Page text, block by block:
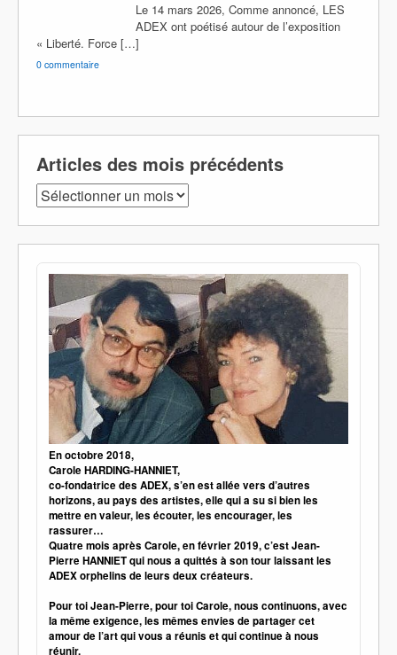
Le 14 mars 2026, Comme annoncé, LES
ADEX ont poétisé autour de l’exposition
« Liberté. Force […]
0 commentaire
Articles des mois précédents
En octobre 2018,
Carole HARDING-HANNIET,
co-fondatrice des ADEX, s’en est allée vers d’autres
horizons, au pays des artistes, elle qui a su si bien les
mettre en valeur, les écouter, les encourager, les
rassurer…
Quatre mois après Carole, en février 2019, c’est Jean-
Pierre HANNIET qui nous a quittés à son tour laissant les
ADEX orphelins de leurs deux créateurs.
Pour toi Jean-Pierre, pour toi Carole, nous continuons, avec
la même exigence, les mêmes envies de partager cet
amour de l’art qui vous a réunis et qui continue à nous
réunir.